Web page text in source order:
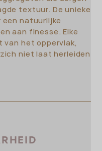
textuur. De unieke
natuurlijke
aan finesse. Elke
van het oppervlak,
niet laat herleiden